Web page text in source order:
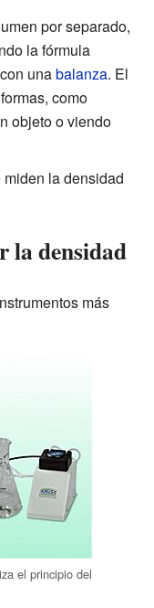
por separado,
la fórmula
unabalanza. El
como
objeto o viendo
la densidad
la densidad
más
el principio del